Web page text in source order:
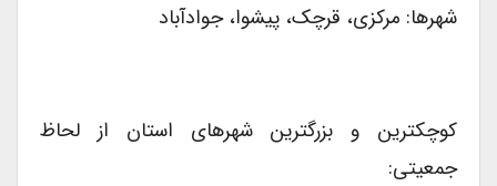
شهرها: مرکزی، قرچک، پیشوا، جوادآباد
کوچکترین و بزرگترین شهرهای استان از لحاظ
جمعیتی: